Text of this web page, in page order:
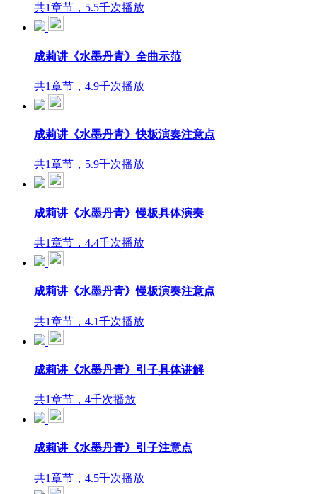
共1章节，5.5千次播放
成莉讲《水墨丹青》全曲示范
共1章节，4.9千次播放
成莉讲《水墨丹青》快板演奏注意点
共1章节，5.9千次播放
成莉讲《水墨丹青》慢板具体演奏
共1章节，4.4千次播放
成莉讲《水墨丹青》慢板演奏注意点
共1章节，4.1千次播放
成莉讲《水墨丹青》引子具体讲解
共1章节，4千次播放
成莉讲《水墨丹青》引子注意点
共1章节，4.5千次播放